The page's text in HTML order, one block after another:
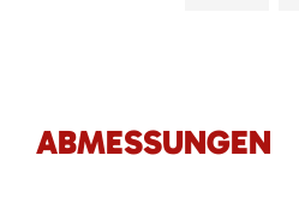
ABMESSUNGEN